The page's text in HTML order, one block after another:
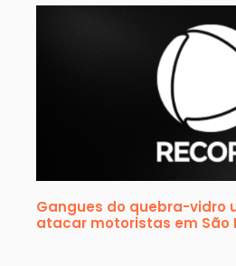
Gangues do quebra-vidro
atacar motoristas em São